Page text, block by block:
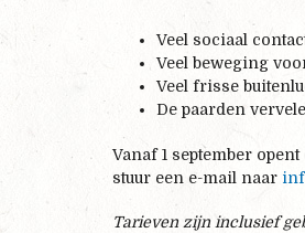
Veel sociaal
Veel beweging
Veel frisse
De paarden
Vanaf 1 september
stuur een e-mail naar
Tarieven zijn inclusief